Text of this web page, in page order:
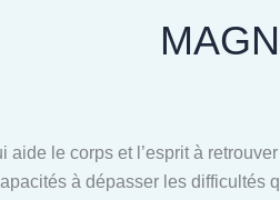
aide le corps et l’esprit à
à dépasser les difficultés